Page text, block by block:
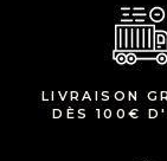
LIVRAISON
DÈS 100€